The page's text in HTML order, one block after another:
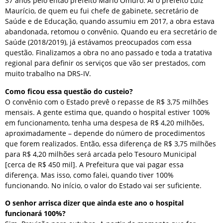
Maurício, de quem eu fui chefe de gabinete, secretário de
Saúde e de Educação, quando assumiu em 2017, a obra estava
abandonada, retomou o convênio. Quando eu era secretário de
Saúde (2018/2019), já estávamos preocupados com essa
questão. Finalizamos a obra no ano passado e toda a tratativa
regional para definir os serviços que vão ser prestados, com
muito trabalho na DRS-IV.
Como ficou essa questão do custeio?
O convênio com o Estado prevê o repasse de R$ 3,75 milhões
mensais. A gente estima que, quando o hospital estiver 100%
em funcionamento, tenha uma despesa de R$ 4,20 milhões,
aproximadamente – depende do número de procedimentos
que forem realizados. Então, essa diferença de R$ 3,75 milhões
para R$ 4,20 milhões será arcada pelo Tesouro Municipal
[cerca de R$ 450 mil]. A Prefeitura que vai pagar essa
diferença. Mas isso, como falei, quando tiver 100%
funcionando. No início, o valor do Estado vai ser suficiente.
O senhor arrisca dizer que ainda este ano o hospital
funcionará 100%?